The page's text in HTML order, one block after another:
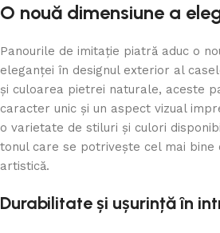
O nouă dimensiune a
Panourile de imitație piatră aduc o
eleganței în designul exterior al
și culoarea pietrei naturale, aceste
caracter unic și un aspect vizual
o varietate de stiluri și culori
tonul care se potrivește cel mai bine
artistică.
Durabilitate și ușurință în